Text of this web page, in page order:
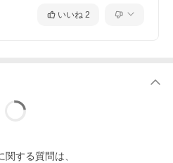
ど追加可能。
交換、発送後のお直しは対応でき
寸を慎重に行ってください。
とデメリット★
整不可)。
いいね 2
関する質問は、